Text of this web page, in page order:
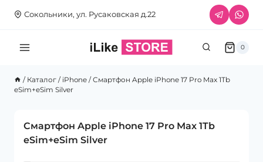
Сокольники, ул. Русаковская д.22
0
/ Каталог / iPhone / Смартфон Apple iPhone 17 Pro Max 1Tb
eSim+eSim Silver
Смартфон Apple iPhone 17 Pro Max 1Tb
eSim+eSim Silver